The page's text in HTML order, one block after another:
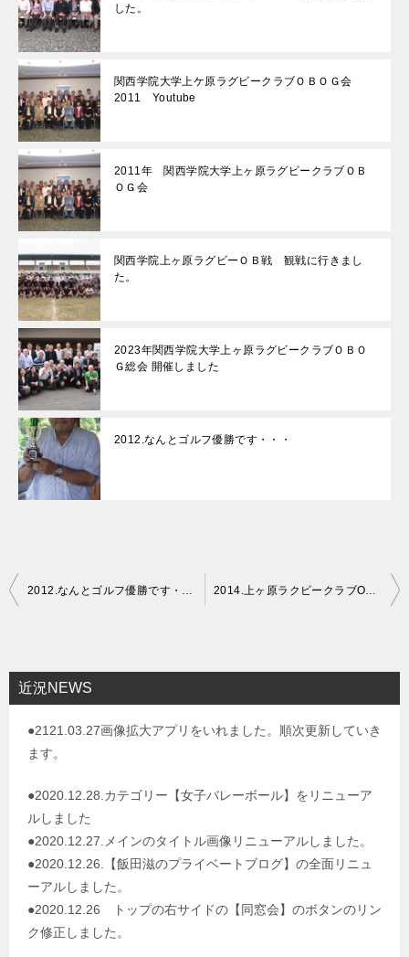
した。
関西学院大学上ケ原ラグビークラブＯＢＯＧ会
2011 Youtube
2011年 関西学院大学上ヶ原ラグビークラブＯＢ
ＯＧ会
関西学院上ヶ原ラグビーＯＢ戦 観戦に行きまし
た。
2023年関西学院大学上ヶ原ラグビークラブＯＢＯ
Ｇ総会 開催しました
2012.なんとゴルフ優勝です・・・
投
ビ
ゲ
近況NEWS
●2121.03.27画像拡大アプリをいれました。順次更新していき
ます。
●2020.12.28.カテゴリー【女子バレーボール】をリニューア
ルしました
●2020.12.27.メインのタイトル画像リニューアルしました。
●2020.12.26.【飯田滋のプライベートブログ】の全面リニュ
ーアルしました。
●2020.12.26 トップの右サイドの【同窓会】のボタンのリン
ク修正しました。